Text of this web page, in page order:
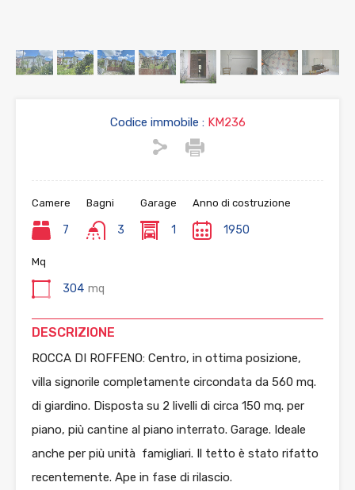
Codice immobile :KM236
Camere
7
Bagni
3
Garage
1
Anno di costruzione
1950
Mq
304 mq
DESCRIZIONE
ROCCA DI ROFFENO: Centro, in ottima posizione,
villa signorile completamente circondata da 560 mq.
di giardino. Disposta su 2 livelli di circa 150 mq. per
piano, più cantine al piano interrato. Garage. Ideale
anche per più unità famigliari. Il tetto è stato rifatto
recentemente. Ape in fase di rilascio.